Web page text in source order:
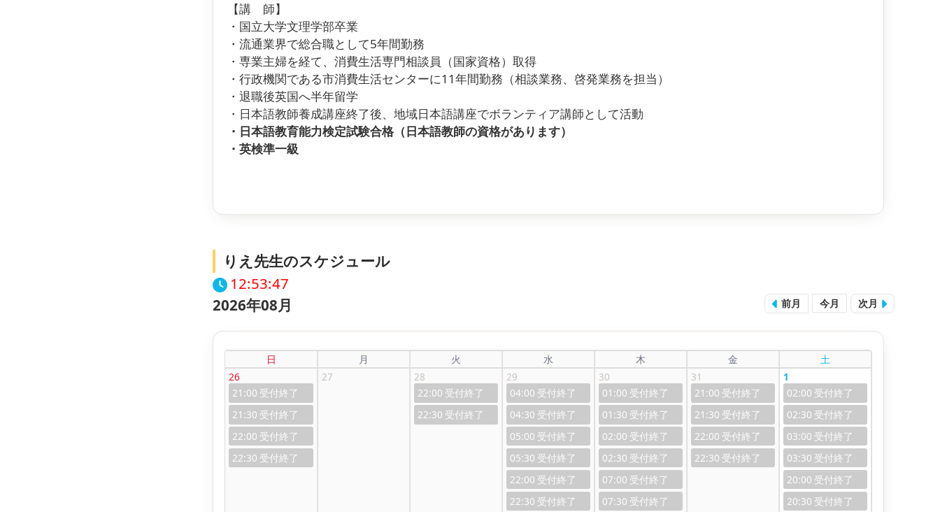
【講 師】
・国立大学文理学部卒業
・流通業界で総合職として5年間勤務
・専業主婦を経て、消費生活専門相談員（国家資格）取得
・行政機関である市消費生活センターに11年間勤務（相談業務、啓発業務を担当）
・退職後英国へ半年留学
・日本語教師養成講座終了後、地域日本語講座でボランティア講師として活動
・日本語教育能力検定試験合格（日本語教師の資格があります）
・英検準一級
りえ先生のスケジュール
12:53:48
2026年08月
前月 今月 次月
日 月 火 水 木 金
土
26
21:00
21:30
22:00
22:30
27
28
22:00
22:30
29
04:00
04:30
05:00
05:30
22:00
22:30
30
01:00
01:30
02:00
02:30
07:00
07:30
31
21:00
21:30
22:00
22:30
1
02:00
02:30
03:00
03:30
20:00
20:30